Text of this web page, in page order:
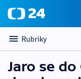
Rubriky
Jaro se